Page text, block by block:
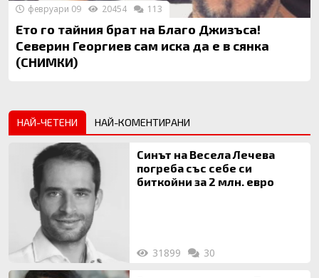
Ето го тайния брат на Благо Джизъса!
Северин Георгиев сам иска да е в сянка
(СНИМКИ)
февруари 09 20454 113
НАЙ-ЧЕТЕНИ НАЙ-КОМЕНТИРАНИ
Синът на Весела Лечева
погреба със себе си
биткойни за 2 млн. евро
31899 30